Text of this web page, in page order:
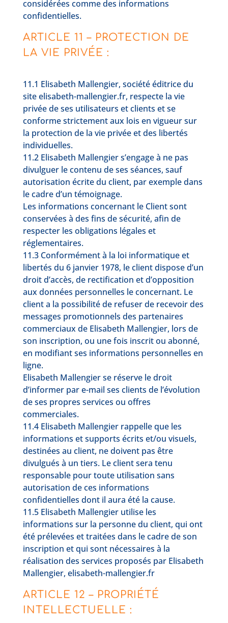
considérées comme des informations
confidentielles.
ARTICLE 11 – PROTECTION DE
LA VIE PRIVÉE :
11.1 Elisabeth Mallengier, société éditrice du
site elisabeth-mallengier.fr, respecte la vie
privée de ses utilisateurs et clients et se
conforme strictement aux lois en vigueur sur
la protection de la vie privée et des libertés
individuelles.
11.2 Elisabeth Mallengier s’engage à ne pas
divulguer le contenu de ses séances, sauf
autorisation écrite du client, par exemple dans
le cadre d’un témoignage.
Les informations concernant le Client sont
conservées à des fins de sécurité, afin de
respecter les obligations légales et
réglementaires.
11.3 Conformément à la loi informatique et
libertés du 6 janvier 1978, le client dispose d’un
droit d’accès, de rectification et d’opposition
aux données personnelles le concernant. Le
client a la possibilité de refuser de recevoir des
messages promotionnels des partenaires
commerciaux de Elisabeth Mallengier, lors de
son inscription, ou une fois inscrit ou abonné,
en modifiant ses informations personnelles en
ligne.
Elisabeth Mallengier se réserve le droit
d’informer par e-mail ses clients de l’évolution
de ses propres services ou offres
commerciales.
11.4 Elisabeth Mallengier rappelle que les
informations et supports écrits et/ou visuels,
destinées au client, ne doivent pas être
divulgués à un tiers. Le client sera tenu
responsable pour toute utilisation sans
autorisation de ces informations
confidentielles dont il aura été la cause.
11.5 Elisabeth Mallengier utilise les
informations sur la personne du client, qui ont
été prélevées et traitées dans le cadre de son
inscription et qui sont nécessaires à la
réalisation des services proposés par Elisabeth
Mallengier, elisabeth-mallengier.fr
ARTICLE 12 – PROPRIÉTÉ
INTELLECTUELLE :